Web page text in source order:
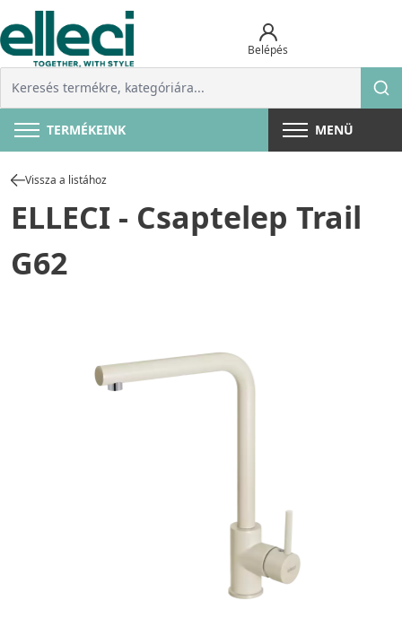
Belépés
TERMÉKEINK MENÜ
Vissza a listához
ELLECI - Csaptelep Trail
G62